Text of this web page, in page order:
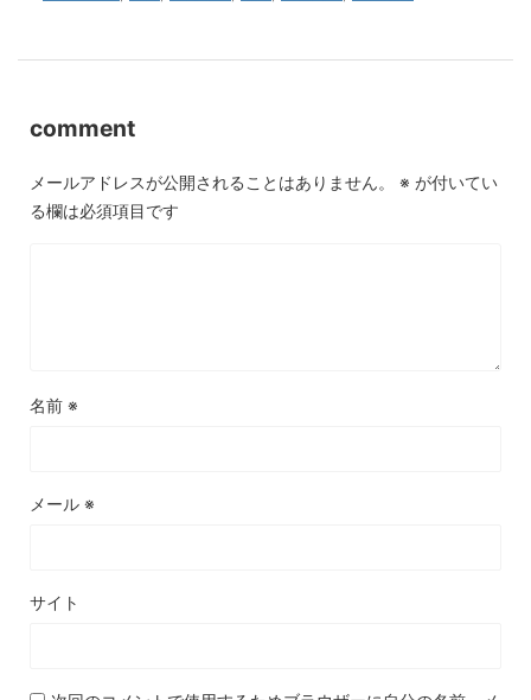
comment
メールアドレスが公開されることはありません。 ※ が付いてい
る欄は必須項目です
名前 ※
メール ※
サイト